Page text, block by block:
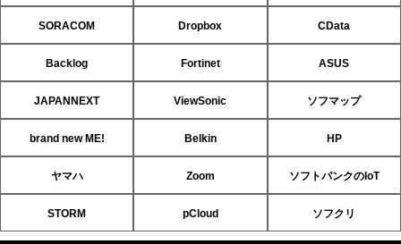
SORACOM Dropbox CData
Backlog Fortinet ASUS
JAPANNEXT ViewSonic ソフマップ
brand new ME! Belkin HP
ヤマハ Zoom ソフトバンクのIoT
STORM pCloud ソフクリ